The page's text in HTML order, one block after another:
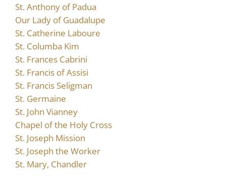
St. Anthony of Padua
Our Lady of Guadalupe
St. Catherine Laboure
St. Columba Kim
St. Frances Cabrini
St. Francis of Assisi
St. Francis Seligman
St. Germaine
St. John Vianney
Chapel of the Holy Cross
St. Joseph Mission
St. Joseph the Worker
St. Mary, Chandler